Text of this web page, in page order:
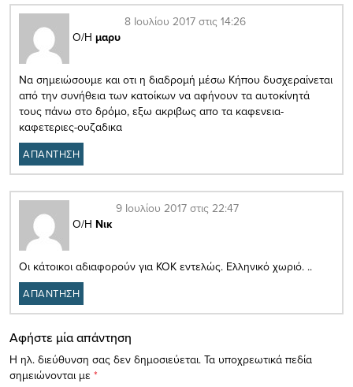
Ο/Η μαρυ
8 Ιουλίου 2017 στις 14:26
Να σημειώσουμε και οτι η διαδρομή μέσω Κήπου δυσχεραίνεται
από την συνήθεια των κατοίκων να αφήνουν τα αυτοκίνητά
τους πάνω στο δρόμο, εξω ακριβως απο τα καφενεια-
καφετεριες-ουζαδικα
ΑΠΑΝΤΗΣΗ
Ο/Η Νικ
9 Ιουλίου 2017 στις 22:47
Οι κάτοικοι αδιαφορούν για ΚΟΚ εντελώς. Ελληνικό χωριό. ..
ΑΠΑΝΤΗΣΗ
Αφήστε μία απάντηση
Η ηλ. διεύθυνση σας δεν δημοσιεύεται. Τα υποχρεωτικά πεδία
σημειώνονται με *